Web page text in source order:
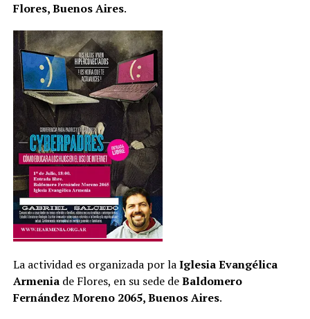
Flores, Buenos Aires.
La actividad es organizada por laIglesia Evangélica
Armeniade Flores, en su sede deBaldomero
Fernández Moreno 2065, Buenos Aires.